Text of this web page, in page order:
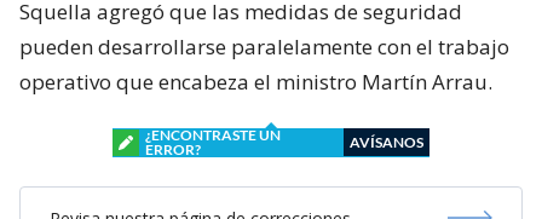
Squella agregó que las medidas de seguridad
pueden desarrollarse paralelamente con el trabajo
operativo que encabeza el ministro Martín Arrau.
¿ENCONTRASTE UN
ERROR?
AVÍSANOS